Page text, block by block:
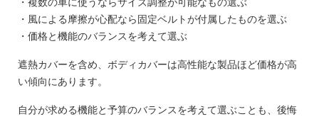
・風による摩擦が心配なら固定ベルトが付属したものを選ぶ
・価格と機能のバランスを考えて選ぶ
遮熱カバーを含め、ボディカバーは高性能な製品ほど価格が高
い傾向にあります。
自分が求める機能と予算のバランスを考えて選ぶことも、後悔